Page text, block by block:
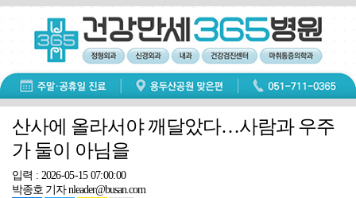
산사에 올라서야 깨달았다…사람과 우주
가 둘이 아님을
입력 : 2026-05-15 07:00:00
박종호 기자 nleader@busan.com